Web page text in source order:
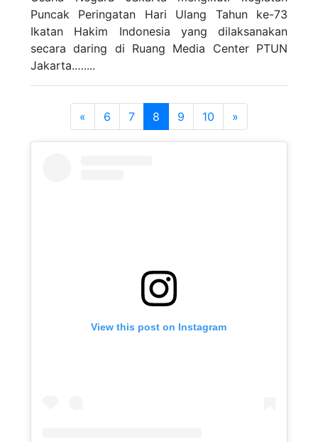
Puncak Peringatan Hari Ulang Tahun ke-73
Ikatan Hakim Indonesia yang dilaksanakan
secara daring di Ruang Media Center PTUN
Jakarta.…....
« 6 7 8 9 10 »
View this post on Instagram